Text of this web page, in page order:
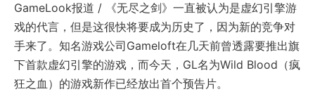
GameLook报道 / 《无尽之剑》一直被认为是虚幻引擎游
戏的代言，但是这很快将要成为历史了，因为新的竞争对
手来了。知名游戏公司Gameloft在几天前曾透露要推出旗
下首款虚幻引擎的游戏，而今天，GL名为Wild Blood（疯
狂之血）的游戏新作已经放出首个预告片。